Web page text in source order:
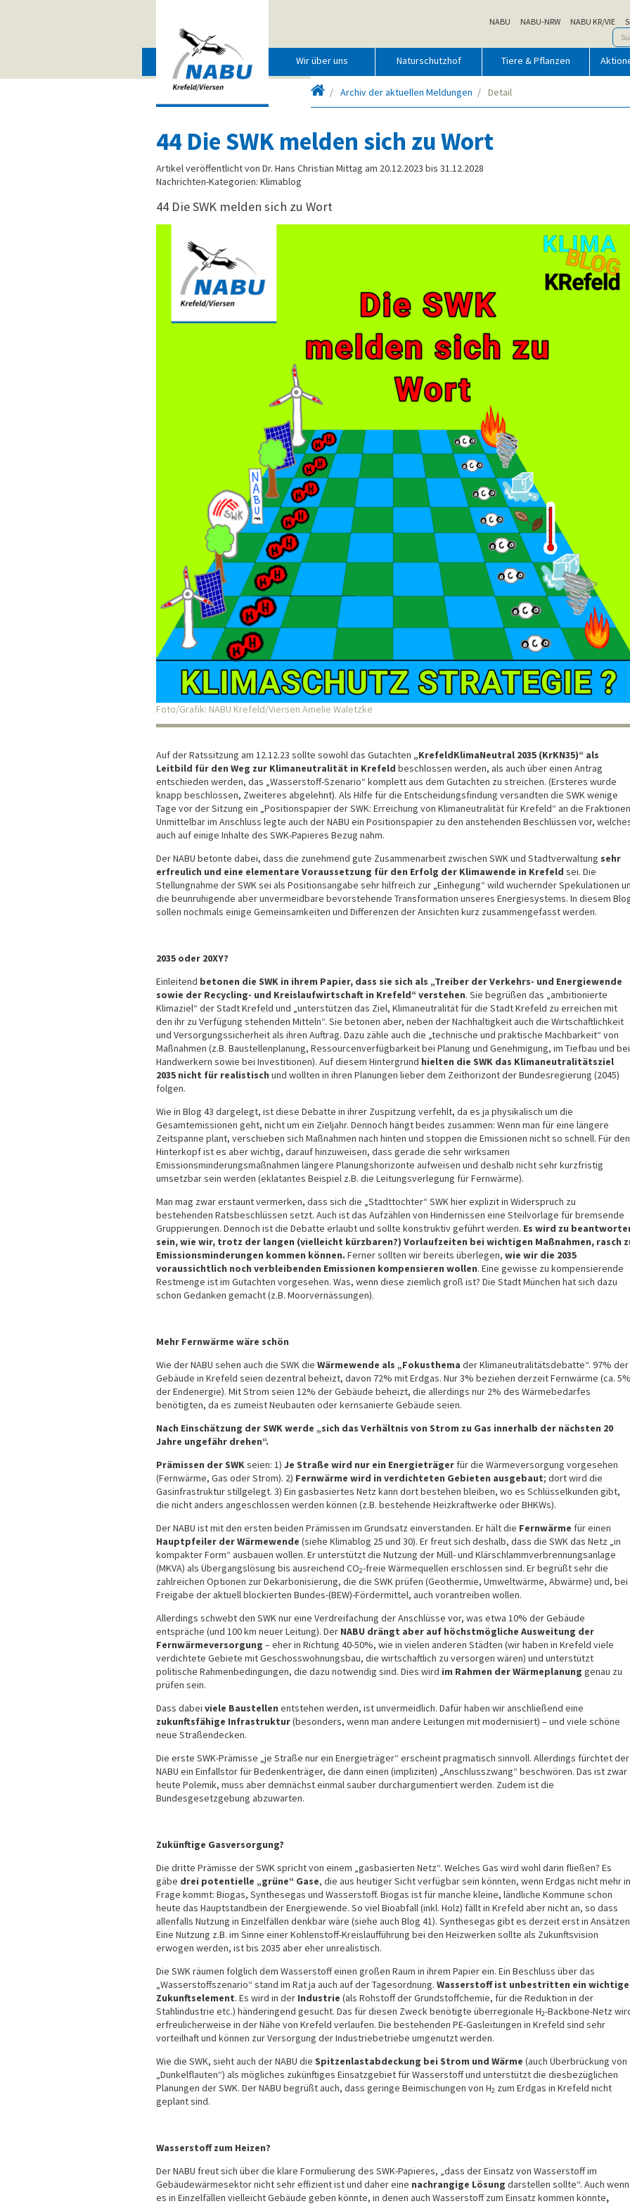
NABU NABU-NRW NABU KR/VIE
Wir über uns Naturschutzhof Tiere & Pflanzen
Startseite
Archiv der aktuellen Meldungen Detail
44 Die SWK melden sich zu Wort
Artikel veröffentlicht von Dr. Hans Christian Mittag am 20.12.2023 bis 31.12.2028
Nachrichten-Kategorien: Klimablog
44 Die SWK melden sich zu Wort
Foto/Grafik: NABU Krefeld/Viersen Amelie Waletzke
Auf der Ratssitzung am 12.12.23 sollte sowohl das Gutachten „KrefeldKlimaNeutral 2035 (KrKN35)“ als
Leitbild für den Weg zur Klimaneutralität in Krefeld beschlossen werden, als auch über einen Antrag
entschieden werden, das „Wasserstoff-Szenario“ komplett aus dem Gutachten zu streichen. (Ersteres wurde
knapp beschlossen, Zweiteres abgelehnt). Als Hilfe für die Entscheidungsfindung versandten die SWK wenige
Tage vor der Sitzung ein „Positionspapier der SWK: Erreichung von Klimaneutralität für Krefeld“ an die
Unmittelbar im Anschluss legte auch der NABU ein Positionspapier zu den anstehenden Beschlüssen vor,
auch auf einige Inhalte des SWK-Papieres Bezug nahm.
Der NABU betonte dabei, dass die zunehmend gute Zusammenarbeit zwischen SWK und Stadtverwaltung sehr
erfreulich und eine elementare Voraussetzung für den Erfolg der Klimawende in Krefeld sei. Die
Stellungnahme der SWK sei als Positionsangabe sehr hilfreich zur „Einhegung“ wild wuchernder Spekulationen
die beunruhigende aber unvermeidbare bevorstehende Transformation unseres Energiesystems. In diesem
sollen nochmals einige Gemeinsamkeiten und Differenzen der Ansichten kurz zusammengefasst werden.
2035 oder 20XY?
Einleitend betonen die SWK in ihrem Papier, dass sie sich als „Treiber der Verkehrs- und Energiewende
sowie der Recycling- und Kreislaufwirtschaft in Krefeld“ verstehen. Sie begrüßen das „ambitionierte
Klimaziel“ der Stadt Krefeld und „unterstützen das Ziel, Klimaneutralität für die Stadt Krefeld zu erreichen mit
den ihr zu Verfügung stehenden Mitteln“. Sie betonen aber, neben der Nachhaltigkeit auch die Wirtschaftlichkeit
und Versorgungssicherheit als ihren Auftrag. Dazu zähle auch die „technische und praktische Machbarkeit“ von
Maßnahmen (z.B. Baustellenplanung, Ressourcenverfügbarkeit bei Planung und Genehmigung, im Tiefbau und bei
Handwerkern sowie bei Investitionen). Auf diesem Hintergrund hielten die SWK das Klimaneutralitätsziel
2035 nicht für realistisch und wollten in ihren Planungen lieber dem Zeithorizont der Bundesregierung (2045)
folgen.
Wie in Blog 43 dargelegt, ist diese Debatte in ihrer Zuspitzung verfehlt, da es ja physikalisch um die
Gesamtemissionen geht, nicht um ein Zieljahr. Dennoch hängt beides zusammen: Wenn man für eine längere
Zeitspanne plant, verschieben sich Maßnahmen nach hinten und stoppen die Emissionen nicht so schnell. Für den
Hinterkopf ist es aber wichtig, darauf hinzuweisen, dass gerade die sehr wirksamen
Emissionsminderungsmaßnahmen längere Planungshorizonte aufweisen und deshalb nicht sehr kurzfristig
umsetzbar sein werden (eklatantes Beispiel z.B. die Leitungsverlegung für Fernwärme).
Man mag zwar erstaunt vermerken, dass sich die „Stadttochter“ SWK hier explizit in Widerspruch zu
bestehenden Ratsbeschlüssen setzt. Auch ist das Aufzählen von Hindernissen eine Steilvorlage für bremsende
Gruppierungen. Dennoch ist die Debatte erlaubt und sollte konstruktiv geführt werden. Es wird zu
sein, wie wir, trotz der langen (vielleicht kürzbaren?) Vorlaufzeiten bei wichtigen Maßnahmen, rasch
Emissionsminderungen kommen können. Ferner sollten wir bereits überlegen, wie wir die 2035
voraussichtlich noch verbleibenden Emissionen kompensieren wollen. Eine gewisse zu kompensierende
Restmenge ist im Gutachten vorgesehen. Was, wenn diese ziemlich groß ist? Die Stadt München hat sich dazu
schon Gedanken gemacht (z.B. Moorvernässungen).
Mehr Fernwärme wäre schön
Wie der NABU sehen auch die SWK die Wärmewende als „Fokusthema der Klimaneutralitätsdebatte“. 97% der
Gebäude in Krefeld seien dezentral beheizt, davon 72% mit Erdgas. Nur 3% beziehen derzeit Fernwärme (ca. 5%
der Endenergie). Mit Strom seien 12% der Gebäude beheizt, die allerdings nur 2% des Wärmebedarfes
benötigten, da es zumeist Neubauten oder kernsanierte Gebäude seien.
Nach Einschätzung der SWK werde „sich das Verhältnis von Strom zu Gas innerhalb der nächsten 20
Jahre ungefähr drehen“.
Prämissen der SWKseien: 1) Je Straße wird nur ein Energieträger für die Wärmeversorgung vorgesehen
(Fernwärme, Gas oder Strom). 2) Fernwärme wird in verdichteten Gebieten ausgebaut; dort wird die
Gasinfrastruktur stillgelegt. 3) Ein gasbasiertes Netz kann dort bestehen bleiben, wo es Schlüsselkunden gibt,
die nicht anders angeschlossen werden können (z.B. bestehende Heizkraftwerke oder BHKWs).
Der NABU ist mit den ersten beiden Prämissen im Grundsatz einverstanden. Er hält die Fernwärme für einen
Hauptpfeiler der Wärmewende (siehe Klimablog 25 und 30). Er freut sich deshalb, dass die SWK das Netz „in
kompakter Form“ ausbauen wollen. Er unterstützt die Nutzung der Müll- und Klärschlammverbrennungsanlage
(MKVA) als Übergangslösung bis ausreichend CO2-freie Wärmequellen erschlossen sind. Er begrüßt sehr die
zahlreichen Optionen zur Dekarbonisierung, die die SWK prüfen (Geothermie, Umweltwärme, Abwärme) und, bei
Freigabe der aktuell blockierten Bundes-(BEW)-Fördermittel, auch vorantreiben wollen.
Allerdings schwebt den SWK nur eine Verdreifachung der Anschlüsse vor, was etwa 10% der Gebäude
entspräche (und 100 km neuer Leitung). Der NABU drängt aber auf höchstmögliche Ausweitung der
Fernwärmeversorgung – eher in Richtung 40-50%, wie in vielen anderen Städten (wir haben in Krefeld viele
verdichtete Gebiete mit Geschosswohnungsbau, die wirtschaftlich zu versorgen wären) und unterstützt
politische Rahmenbedingungen, die dazu notwendig sind. Dies wird im Rahmen der Wärmeplanung genau zu
prüfen sein.
Dass dabei viele Baustellen entstehen werden, ist unvermeidlich. Dafür haben wir anschließend eine
zukunftsfähige Infrastruktur(besonders, wenn man andere Leitungen mit modernisiert) – und viele schöne
neue Straßendecken.
Die erste SWK-Prämisse „je Straße nur ein Energieträger“ erscheint pragmatisch sinnvoll. Allerdings fürchtet der
NABU ein Einfallstor für Bedenkenträger, die dann einen (impliziten) „Anschlusszwang“ beschwören. Das ist zwar
heute Polemik, muss aber demnächst einmal sauber durchargumentiert werden. Zudem ist die
Bundesgesetzgebung abzuwarten.
Zukünftige Gasversorgung?
Die dritte Prämisse der SWK spricht von einem „gasbasierten Netz“. Welches Gas wird wohl darin fließen? Es
gäbe drei potentielle „grüne“ Gase, die aus heutiger Sicht verfügbar sein könnten, wenn Erdgas nicht mehr in
Frage kommt: Biogas, Synthesegas und Wasserstoff. Biogas ist für manche kleine, ländliche Kommune schon
heute das Hauptstandbein der Energiewende. So viel Bioabfall (inkl. Holz) fällt in Krefeld aber nicht an, so dass
allenfalls Nutzung in Einzelfällen denkbar wäre (siehe auch Blog 41). Synthesegas gibt es derzeit erst in
Eine Nutzung z.B. im Sinne einer Kohlenstoff-Kreislaufführung bei den Heizwerken sollte als Zukunftsvision
erwogen werden, ist bis 2035 aber eher unrealistisch.
Die SWK räumen folglich dem Wasserstoff einen großen Raum in ihrem Papier ein. Ein Beschluss über das
„Wasserstoffszenario“ stand im Rat ja auch auf der Tagesordnung. Wasserstoff ist unbestritten ein
Zukunftselement. Es wird in der Industrie (als Rohstoff der Grundstoffchemie, für die Reduktion in der
Stahlindustrie etc.) händeringend gesucht. Das für diesen Zweck benötigte überregionale H2-Backbone-Netz
erfreulicherweise in der Nähe von Krefeld verlaufen. Die bestehenden PE-Gasleitungen in Krefeld sind sehr
vorteilhaft und können zur Versorgung der Industriebetriebe umgenutzt werden.
Wie die SWK, sieht auch der NABU die Spitzenlastabdeckung bei Strom und Wärme (auch Überbrückung von
„Dunkelflauten“) als mögliches zukünftiges Einsatzgebiet für Wasserstoff und unterstützt die diesbezüglichen
Planungen der SWK. Der NABU begrüßt auch, dass geringe Beimischungen von H2 zum Erdgas in Krefeld nicht
geplant sind.
Wasserstoff zum Heizen?
Der NABU freut sich über die klare Formulierung des SWK-Papieres, „dass der Einsatz von Wasserstoff im
Gebäudewärmesektor nicht sehr effizient ist und daher eine nachrangige Lösung darstellen sollte“. Auch wenn
es in Einzelfällen vielleicht Gebäude geben könnte, in denen auch Wasserstoff zum Einsatz kommen könnte,